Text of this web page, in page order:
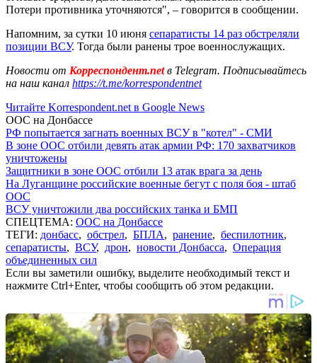
Потери противника уточняются", – говорится в сообщении.
Напомним, за сутки 10 июня сепаратисты 14 раз обстреляли
позиции ВСУ. Тогда были ранены трое военнослужащих.
Новости от Корреспондент.netв Telegram. Подписывайтесь
на наш канал https://t.me/korrespondentnet
Читайте Korrespondent.net в Google News
ООС на Донбассе
РФ попытается загнать военных ВСУ в "котел" - СМИ
В зоне ООС отбили девять атак армии РФ: 170 захватчиков
уничтожены
Защитники в зоне ООС отбили 13 атак врага за день
На Луганщине российские военные бегут с поля боя - штаб
ООС
ВСУ уничтожили два российских танка и БМП
СПЕЦТЕМА: ООС на Донбассе
ТЕГИ: донбасс, обстрел, БПЛА, ранение, беспилотник,
сепаратисты, ВСУ, дрон, новости Донбасса, Операция
объединенных сил
Если вы заметили ошибку, выделите необходимый текст и
нажмите Ctrl+Enter, чтобы сообщить об этом редакции.